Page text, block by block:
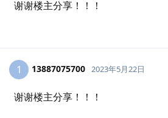
谢谢楼主分享！！！
1 13887075700 2023年5月22日
谢谢楼主分享！！！